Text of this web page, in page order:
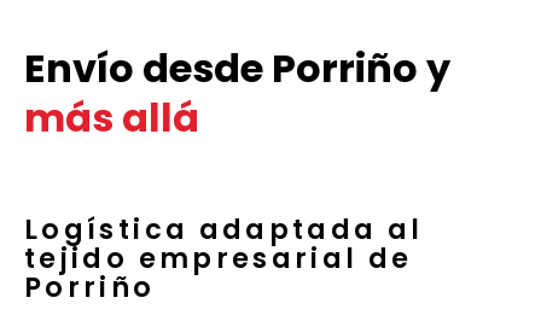
Envío desde Porriño y
más allá
Logística adaptada al
tejido empresarial de
Porriño